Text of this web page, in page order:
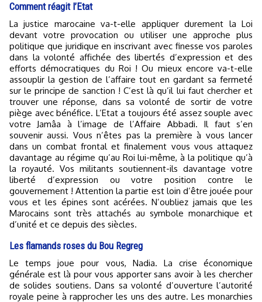
Comment réagit l’Etat
La justice marocaine va-t-elle appliquer durement la Loi
devant votre provocation ou utiliser une approche plus
politique que juridique en inscrivant avec finesse vos paroles
dans la volonté affichée des libertés d’expression et des
efforts démocratiques du Roi ! Ou mieux encore va-t-elle
assouplir la gestion de l’affaire tout en gardant sa fermeté
sur le principe de sanction ! C’est là qu’il lui faut chercher et
trouver une réponse, dans sa volonté de sortir de votre
piège avec bénéfice. L’Etat a toujours été assez souple avec
votre Jamâa à l’image de l’Affaire Abbadi. Il faut s’en
souvenir aussi. Vous n’êtes pas la première à vous lancer
dans un combat frontal et finalement vous vous attaquez
davantage au régime qu’au Roi lui-même, à la politique qu’à
la royauté. Vos militants soutiennent-ils davantage votre
liberté d’expression ou votre position contre le
gouvernement ! Attention la partie est loin d’être jouée pour
vous et les épines sont acérées. N’oubliez jamais que les
Marocains sont très attachés au symbole monarchique et
d’unité et ce depuis des siècles.
Les flamands roses du Bou Regreg
Le temps joue pour vous, Nadia. La crise économique
générale est là pour vous apporter sans avoir à les chercher
de solides soutiens. Dans sa volonté d’ouverture l’autorité
royale peine à rapprocher les uns des autre. Les monarchies